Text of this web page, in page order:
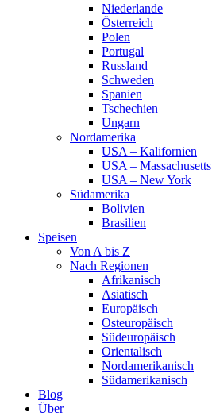
Niederlande
Österreich
Polen
Portugal
Russland
Schweden
Spanien
Tschechien
Ungarn
Nordamerika
USA – Kalifornien
USA – Massachusetts
USA – New York
Südamerika
Bolivien
Brasilien
Speisen
Von A bis Z
Nach Regionen
Afrikanisch
Asiatisch
Europäisch
Osteuropäisch
Südeuropäisch
Orientalisch
Nordamerikanisch
Südamerikanisch
Blog
Über